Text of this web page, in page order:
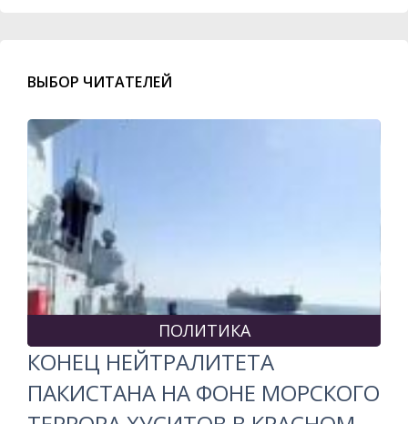
ВЫБОР ЧИТАТЕЛЕЙ
ПОЛИТИКА
КОНЕЦ НЕЙТРАЛИТЕТА
ПАКИСТАНА НА ФОНЕ МОРСКОГО